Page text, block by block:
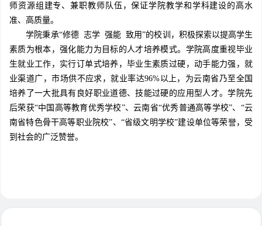
师资源组建专、兼职教师队伍，保证学院教学和学科建设的高水
准、高质量。
学院秉承“修德 志学 强能 致用”的校训，积极探索以提高学生
素质为根本，强化能力为目标的人才培养模式。学院高度重视毕业
生就业工作，实行订单式培养，毕业生素质过硬，动手能力强，就
业渠道广，市场供不应求，就业率达96%以上，为云南省乃至全国
培养了一大批具有良好职业道德、技能过硬的应用型人才。学院先
后荣获“中国高等教育优秀学校”、云南省“优秀普通高等学校”、“云
南省特色骨干高等职业院校”、“省级文明学校”建设单位等荣誉，受
到社会的广泛赞誉。